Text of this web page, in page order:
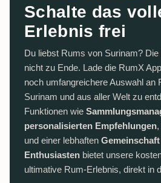
Schalte das
Erlebnis frei
Du liebst Rums von Surinam?
nicht zu Ende. Lade die RumX
noch umfangreichere Auswahl an
Surinam und aus aller Welt zu
Funktionen wie
personalisierten Empfehlungen,
und einer lebhaften
Enthusiasten bietet unsere
ultimative Rum-Erlebnis, direkt in